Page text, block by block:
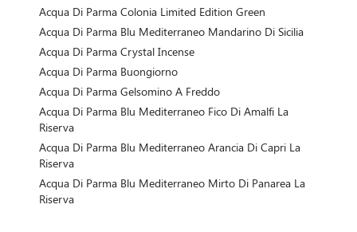
Acqua Di Parma Colonia Limited Edition Green
Acqua Di Parma Blu Mediterraneo Mandarino Di Sicilia
Acqua Di Parma Crystal Incense
Acqua Di Parma Buongiorno
Acqua Di Parma Gelsomino A Freddo
Acqua Di Parma Blu Mediterraneo Fico Di Amalfi La
Riserva
Acqua Di Parma Blu Mediterraneo Arancia Di Capri La
Riserva
Acqua Di Parma Blu Mediterraneo Mirto Di Panarea La
Riserva